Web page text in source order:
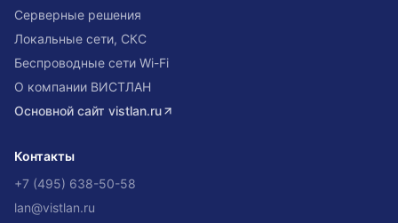
Серверные решения
Локальные сети, СКС
Беспроводные сети Wi-Fi
О компании ВИСТЛАН
Основной сайт vistlan.ru
Контакты
+7 (495) 638-50-58
lan@vistlan.ru